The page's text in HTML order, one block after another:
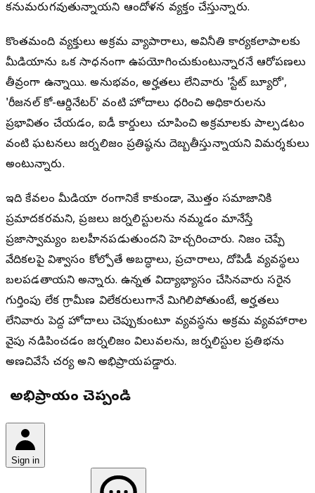
కనుమరుగవుతున్నాయని ఆందోళన వ్యక్తం చేస్తున్నారు.
కొంతమంది వ్యక్తులు అక్రమ వ్యాపారాలు, అవినీతి కార్యకలాపాలకు
మీడియాను ఒక సాధనంగా ఉపయోగించుకుంటున్నారనే ఆరోపణలు
తీవ్రంగా ఉన్నాయి. అనుభవం, అర్హతలు లేనివారు 'స్టేట్ బ్యూరో',
'రీజనల్ కో-ఆర్డినేటర్' వంటి హోదాలు ధరించి అధికారులను
ప్రభావితం చేయడం, ఐడీ కార్డులు చూపించి అక్రమాలకు పాల్పడటం
వంటి ఘటనలు జర్నలిజం ప్రతిష్ఠను దెబ్బతీస్తున్నాయని విమర్శకులు
అంటున్నారు.
ఇది కేవలం మీడియా రంగానికే కాకుండా, మొత్తం సమాజానికి
ప్రమాదకరమని, ప్రజలు జర్నలిస్టులను నమ్మడం మానేస్తే
ప్రజాస్వామ్యం బలహీనపడుతుందని హెచ్చరించారు. నిజం చెప్పే
వేదికలపై విశ్వాసం కోల్పోతే అబద్ధాలు, ప్రచారాలు, దోపిడీ వ్యవస్థలు
బలపడతాయని అన్నారు. ఉన్నత విద్యాభ్యాసం చేసినవారు సరైన
గుర్తింపు లేక గ్రామీణ విలేకరులుగానే మిగిలిపోతుంటే, అర్హతలు
లేనివారు పెద్ద హోదాలు చెప్పుకుంటూ వ్యవస్థను అక్రమ వ్యవహారాల
వైపు నడిపించడం జర్నలిజం విలువలను, జర్నలిస్టుల ప్రతిభను
అణచివేసే చర్య అని అభిప్రాయపడ్డారు.
మీ అభిప్రాయం చెప్పండి
Sign in